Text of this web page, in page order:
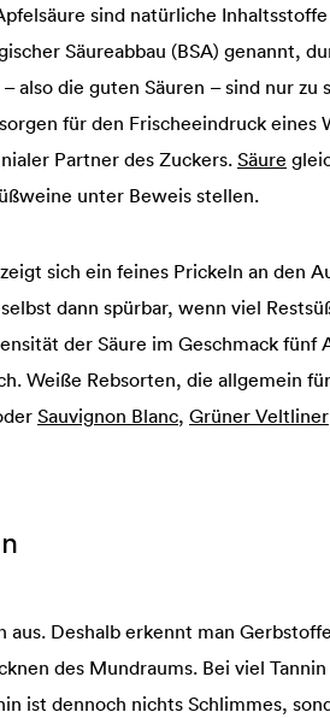
sind natürliche
Säureabbau (BSA) genannt,
also die guten Säuren – sind nur zu
für den Frischeeindruck eines
Partner des Zuckers.Säure
unter Beweis stellen.
sich ein feines Prickeln an den
dann spürbar, wenn viel
der Säure im Geschmack fünf
Weiße Rebsorten, die allgemein
Sauvignon Blanc, Grüner Veltliner
Deshalb erkennt man
des Mundraums. Bei viel
ist dennoch nichts Schlimmes,